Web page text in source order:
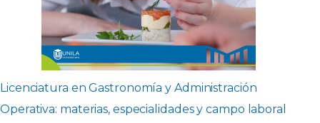
Licenciatura en Gastronomía y Administración
Operativa: materias, especialidades y campo laboral